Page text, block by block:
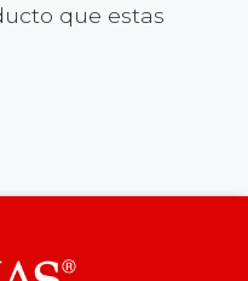
que estas